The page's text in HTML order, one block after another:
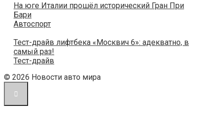
На юге Италии прошёл исторический Гран При
Бари
Автоспорт
Тест-драйв лифтбека «Москвич 6»: адекватно, в
самый раз!
Тест-драйв
© 2026 Новости авто мира